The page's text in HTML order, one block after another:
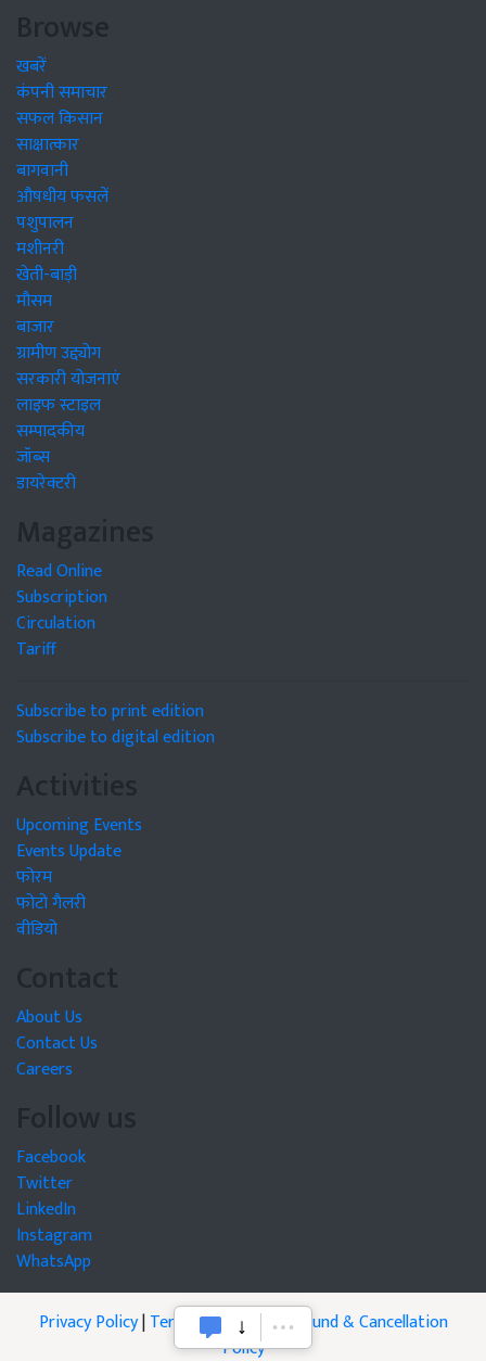
Browse
खबरें
कंपनी समाचार
सफल किसान
साक्षात्कार
बागवानी
औषधीय फसलें
पशुपालन
मशीनरी
खेती-बाड़ी
मौसम
बाजार
ग्रामीण उद्द्योग
सरकारी योजनाएं
लाइफ स्टाइल
सम्पादकीय
जॉब्स
डायरेक्टरी
Magazines
Read Online
Subscription
Circulation
Tariff
Subscribe to print edition
Subscribe to digital edition
Activities
Upcoming Events
Events Update
फोरम
फोटो गैलरी
वीडियो
Contact
About Us
Contact Us
Careers
Follow us
Facebook
Twitter
LinkedIn
Instagram
WhatsApp
Privacy Policy|Terms of Service|Refund & Cancellation
Policy